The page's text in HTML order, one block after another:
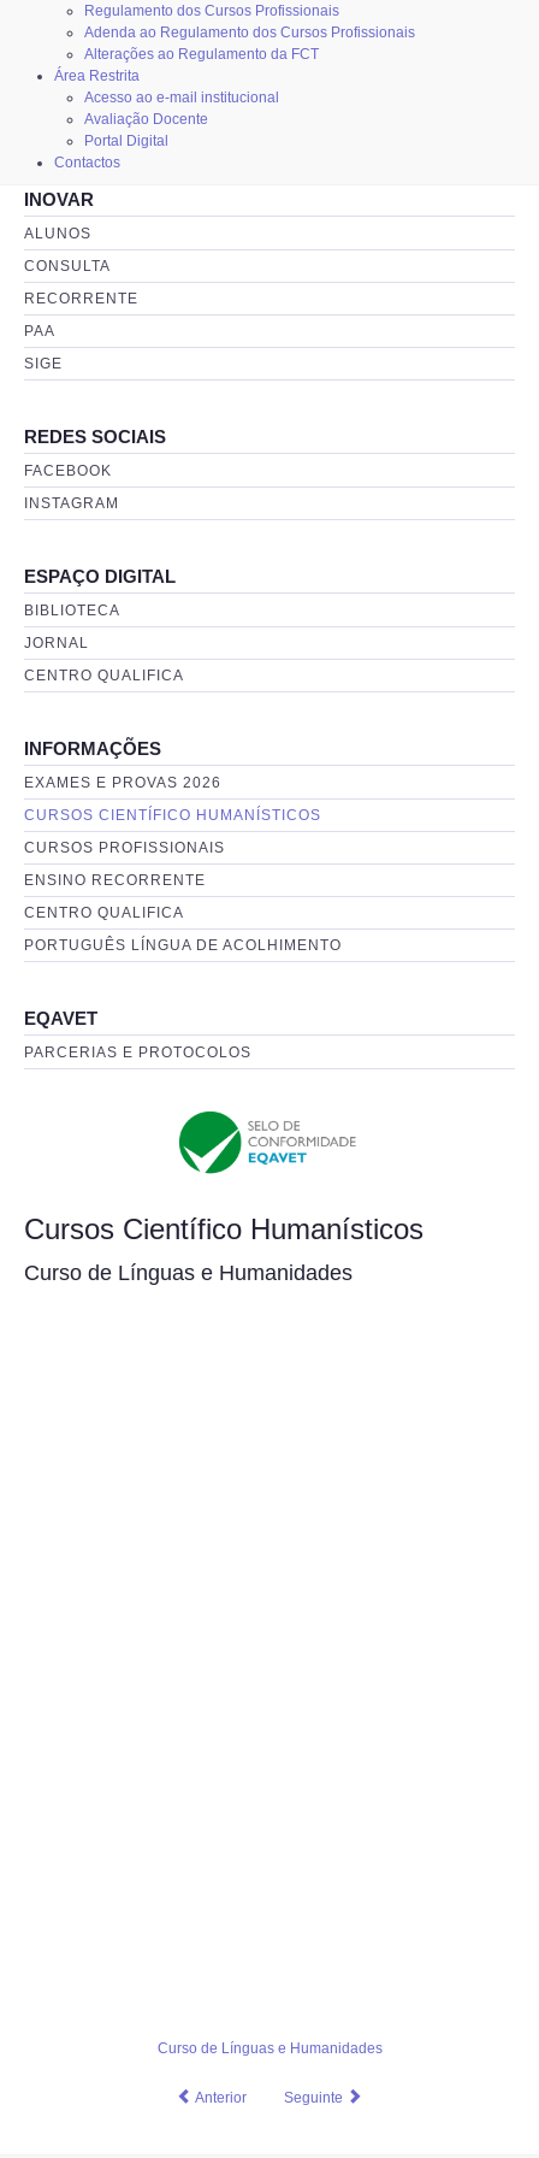
Regulamento dos Cursos Profissionais
Adenda ao Regulamento dos Cursos Profissionais
Alterações ao Regulamento da FCT
Área Restrita
Acesso ao e-mail institucional
Avaliação Docente
Portal Digital
Contactos
INOVAR
ALUNOS
CONSULTA
RECORRENTE
PAA
SIGE
REDES SOCIAIS
FACEBOOK
INSTAGRAM
ESPAÇO DIGITAL
BIBLIOTECA
JORNAL
CENTRO QUALIFICA
INFORMAÇÕES
EXAMES E PROVAS 2026
CURSOS CIENTÍFICO HUMANÍSTICOS
CURSOS PROFISSIONAIS
ENSINO RECORRENTE
CENTRO QUALIFICA
PORTUGUÊS LÍNGUA DE ACOLHIMENTO
EQAVET
PARCERIAS E PROTOCOLOS
Cursos Científico Humanísticos
Curso de Línguas e Humanidades
Curso de Línguas e Humanidades
Anterior Seguinte